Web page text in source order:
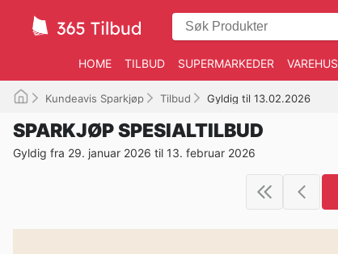
HOME TILBUD SUPERMARKEDER VAREHUS
Kundeavis Sparkjøp Tilbud Gyldig til 13.02.2026
SPARKJØP SPESIALTILBUD
Gyldig fra 29. januar 2026 til 13. februar 2026